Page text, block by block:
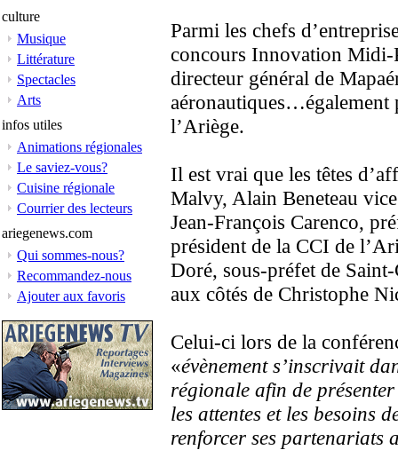
culture
Musique
Littérature
Spectacles
Arts
infos utiles
Animations régionales
Le saviez-vous?
Cuisine régionale
Courrier des lecteurs
ariegenews.com
Qui sommes-nous?
Recommandez-nous
Ajouter aux favoris
Parmi les chefs
concours Innovation Midi-
directeur général de
l’Ariège.
Il est vrai que les têtes
Malvy, Alain Beneteau
Jean-François Carenco,
président de la CCI de
Doré, sous-préfet de
aux côtés de Christophe
Celui-ci lors de la
«évènement s’inscrivait
régionale afin de
les attentes et les besoins
renforcer ses partenariats